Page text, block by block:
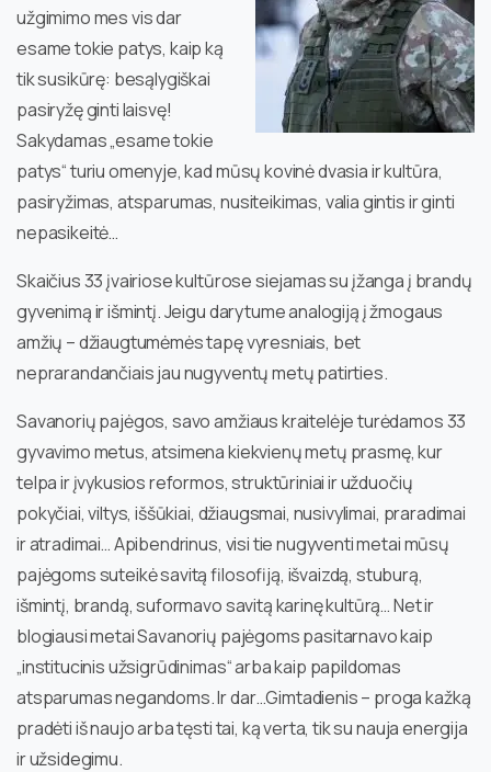
užgimimo mes vis dar
esame tokie patys, kaip ką
tik susikūrę: besąlygiškai
pasiryžę ginti laisvę!
Sakydamas „esame tokie
patys“ turiu omenyje, kad mūsų kovinė dvasia ir kultūra,
pasiryžimas, atsparumas, nusiteikimas, valia gintis ir ginti
nepasikeitė…
Skaičius 33 įvairiose kultūrose siejamas su įžanga į brandų
gyvenimą ir išmintį. Jeigu darytume analogiją į žmogaus
amžių – džiaugtumėmės tapę vyresniais, bet
neprarandančiais jau nugyventų metų patirties.
Savanorių pajėgos, savo amžiaus kraitelėje turėdamos 33
gyvavimo metus, atsimena kiekvienų metų prasmę, kur
telpa ir įvykusios reformos, struktūriniai ir užduočių
pokyčiai, viltys, iššūkiai, džiaugsmai, nusivylimai, praradimai
ir atradimai… Apibendrinus, visi tie nugyventi metai mūsų
pajėgoms suteikė savitą filosofiją, išvaizdą, stuburą,
išmintį, brandą, suformavo savitą karinę kultūrą… Net ir
blogiausi metai Savanorių pajėgoms pasitarnavo kaip
„institucinis užsigrūdinimas“ arba kaip papildomas
atsparumas negandoms. Ir dar…Gimtadienis – proga kažką
pradėti iš naujo arba tęsti tai, ką verta, tik su nauja energija
ir užsidegimu.